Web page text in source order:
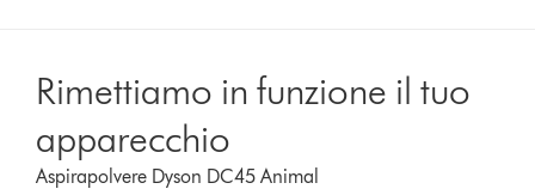
Rimettiamo in funzione il tuo
apparecchio
Aspirapolvere Dyson DC45 Animal